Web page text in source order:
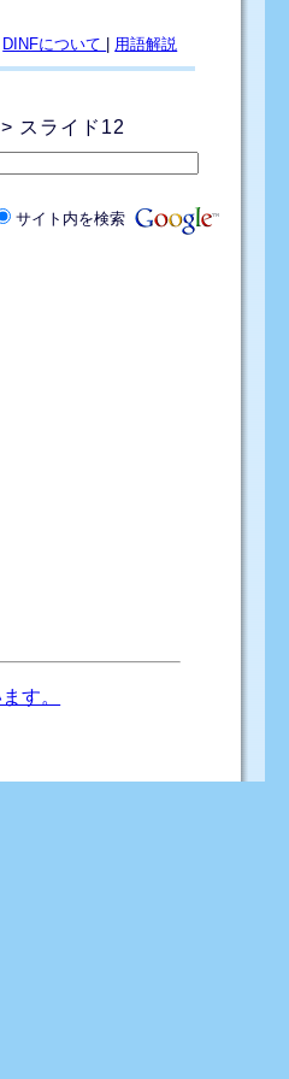
DINFについて 用語解説
> スライド12
サイト内を検索
す。